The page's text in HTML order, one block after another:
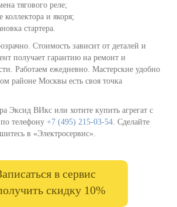
тягового реле;
коллектора и якоря;
стартера.
Стоимость зависит от деталей и
получает гарантию на ремонт и
Работаем ежедневно. Мастерские удобно
районе Москвы есть своя точка
Эксид ВИкс или хотите купить агрегат с
телефону +7 (495) 215-03-54. Сделайте
в «Электросервис».
в сервис
скидку 10%